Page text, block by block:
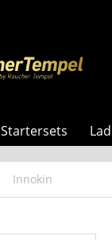
Startersets
Innokin